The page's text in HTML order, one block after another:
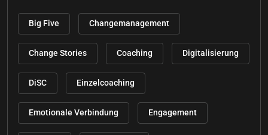
Big Five Changemanagement
Change Stories Coaching Digitalisierung
DiSC Einzelcoaching
Emotionale Verbindung Engagement